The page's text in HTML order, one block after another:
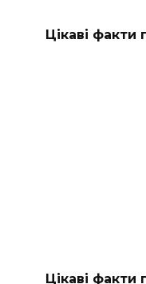
Цікаві
Цікаві факти